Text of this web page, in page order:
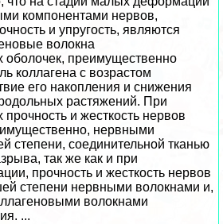
компонентами нервов,
и упругость, являются
волокна
оболочек, преимущественно
коллагена с возрастом
его накопления и снижения
растяжений. При
и жесткость нервов
нервными
степени, соединительной тканью
так же как и при
прочность и жесткость нервов
степени нервными волокнами и,
волокнами
...